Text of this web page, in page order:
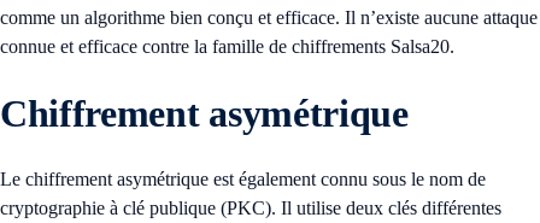
comme un algorithme bien conçu et efficace. Il n’existe aucune attaque
connue et efficace contre la famille de chiffrements Salsa20.
Chiffrement asymétrique
Le chiffrement asymétrique est également connu sous le nom de
cryptographie à clé publique (PKC). Il utilise deux clés différentes